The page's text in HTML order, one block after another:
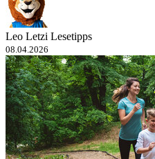
Leo Letzi Lesetipps
08.04.2026